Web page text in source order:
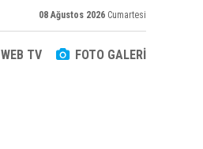
08 Ağustos 2026 Cumartesi
WEB TV FOTO GALERİ